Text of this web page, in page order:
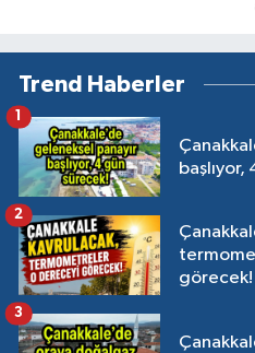
Trend Haberler
başlıyor,
görecek!
2
3